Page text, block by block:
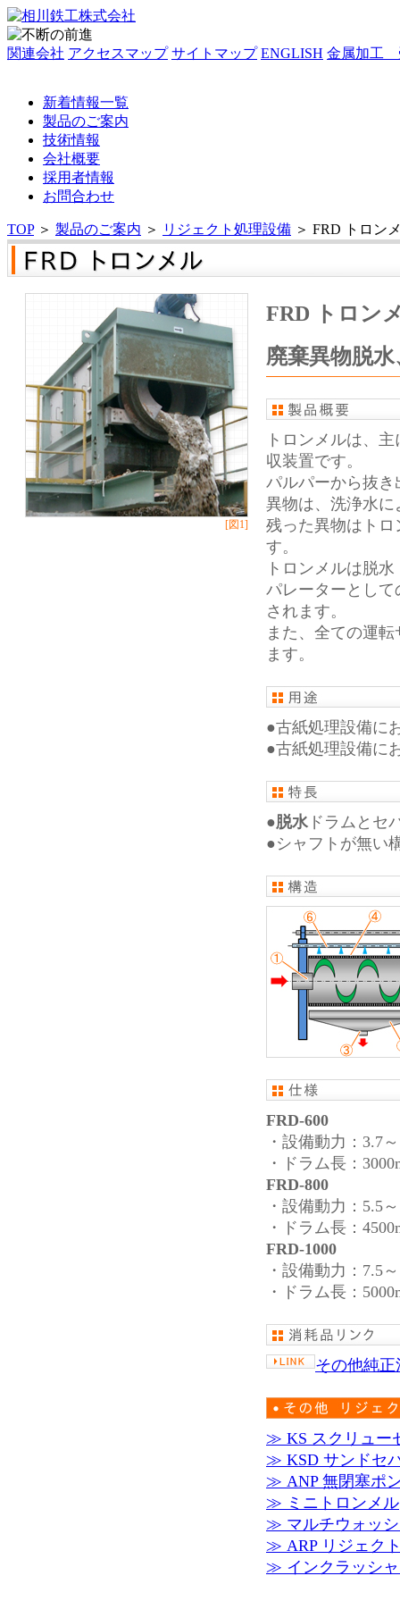
関連会社 アクセスマップ サイトマップ ENGLISH 金属加工
新着情報一覧
製品のご案内
技術情報
会社概要
採用者情報
お問合わせ
TOP＞ 製品のご案内 ＞ リジェクト処理設備 ＞ FRD トロン
[図1]
FRD トロン
廃棄異物脱
トロンメルは、主
収装置です。
パルパーから抜き
異物は、洗浄水
残った異物はト
す。
トロンメルは脱
パレーターとし
されます。
また、全ての運
ます。
●古紙処理設備に
●古紙処理設備に
●脱水 ドラムとセ
●シャフトが無い
FRD-600
・設備動力：3.7
・ドラム長：
FRD-800
・設備動力：5.5
・ドラム長：
FRD-1000
・設備動力：7.5
・ドラム長：
その他純正
≫ KS スクリュー
≫ KSD サンドセ
≫ ANP 無閉塞ポ
≫ ミニトロンメル
≫ マルチウォッ
≫ ARP リジェク
≫ インクラッシ